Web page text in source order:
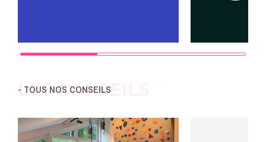
- TOUS NOS CONSEILS
LES CONSEILS